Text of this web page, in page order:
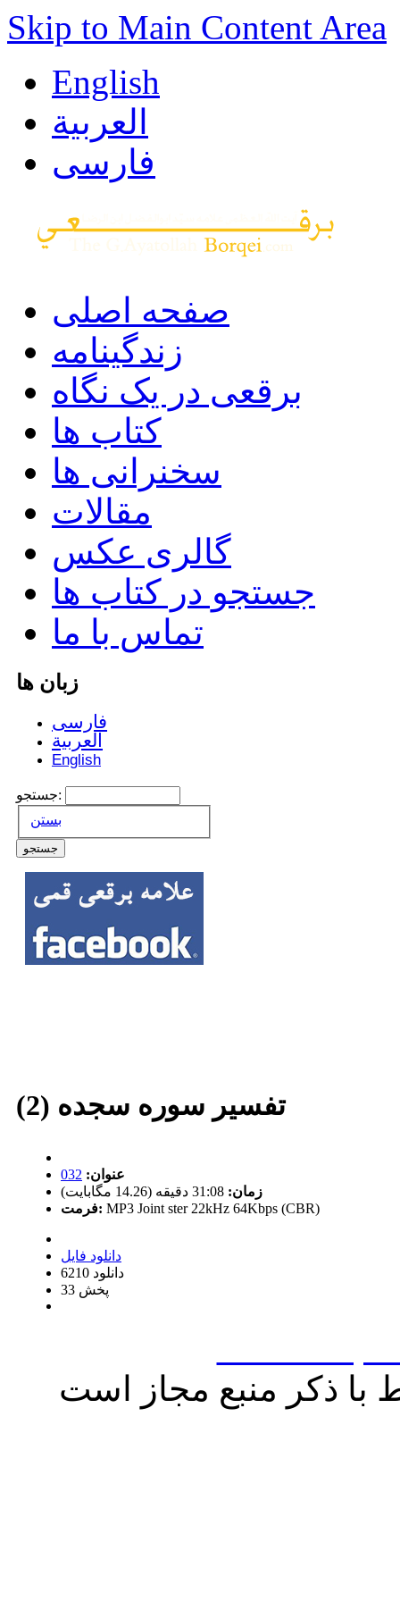
Skip to Main Content Area
English
العربية
فارسی
صفحه اصلی
زندگینامه
برقعی در یک نگاه
کتاب ها
سخنرانی ها
مقالات
گالری عکس
جستجو در کتاب ها
تماس با ما
زبان ها
فارسی
العربية
English
جستجو:
بستن
تفسیر سوره سجده (2)
عنوان: 032
زمان:
فرمت: MP3 Joint ster 22kHz 64Kbps (CBR)
دانلود فایل
6210 دانلود
33 پخش